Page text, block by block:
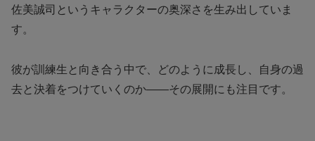
佐美誠司というキャラクターの奥深さを生み出していま
す。
彼が訓練生と向き合う中で、どのように成長し、自身の過
去と決着をつけていくのか――その展開にも注目です。